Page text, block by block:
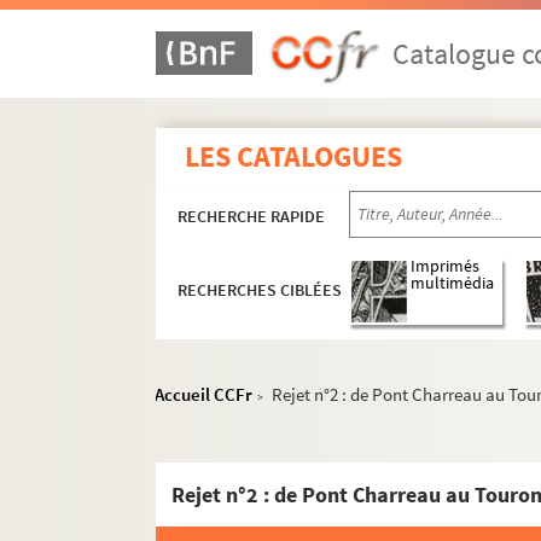
Catalogue
LES CATALOGUES
RECHERCHE RAPIDE
RECHERCHES CIBLÉES
Imprimés
multimédia
Accueil CCFr > Rejet n°2 : de Pont Charreau au
Rejet n°2 : de Pont Charreau au
Ms 20. Boîte 20 : Exercices de 1827 à 1829
Ms 21. Boîte 21 : Exercices de 1829 à 1830
Ms 22. Boîte 22 : Exercices de 1830 à 1833
Ms 23. Boîte 23 : Exercices de 1835 à 1839
Ms 24. Boîte 24 : Exercices de 1839 à 1845
Ms 25. Boîte 25 : Exercices de 1845 à 1846
Ms 26. Boîte 26 : Exercices de 1846 à 1849
Ms 27. Boîte 27 : Exercices de 1849 à 1850
Ms 28. Boîte 28 : Exercices de 1850 à 1852
Ms 32. Boîte 32 : Exercices de 1859 à 1860
Ms 33. Boîte 33 : Exercices de 1860 à 1861